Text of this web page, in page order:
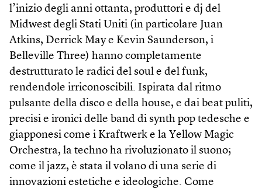
l’inizio degli anni ottanta, produttori e dj del
Midwest degli Stati Uniti (in particolare Juan
Atkins, Derrick May e Kevin Saunderson, i
Belleville Three) hanno completamente
destrutturato le radici del soul e del funk,
rendendole irriconoscibili. Ispirata dal ritmo
pulsante della disco e della house, e dai beat puliti,
precisi e ironici delle band di synth pop tedesche e
giapponesi come i Kraftwerk e la Yellow Magic
Orchestra, la techno ha rivoluzionato il suono;
come il jazz, è stata il volano di una serie di
innovazioni estetiche e ideologiche. Come